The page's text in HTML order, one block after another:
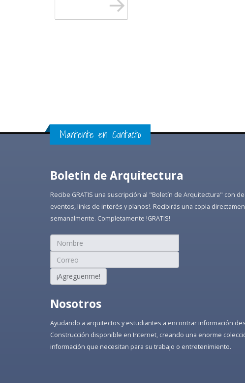
Mantente en Contacto
Boletín de Arquitectura
Recibe GRATIS una suscripción al "Boletín de Arquitectura" con
eventos, links de interés y planos!. Recibirás una copia
semanalmente. Completamente !GRATIS!
¡Agreguenme!
Nosotros
Ayudando a arquitectos y estudiantes a encontrar información
Construcción disponible en Internet, creando una enorme
información que necesitan para su trabajo o entretenimiento.